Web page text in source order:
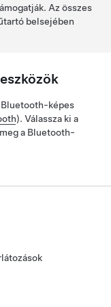
Az összes
belsejében
képes
). Válassza ki a
a Bluetooth-